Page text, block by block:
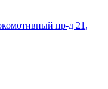
пр-д 21,